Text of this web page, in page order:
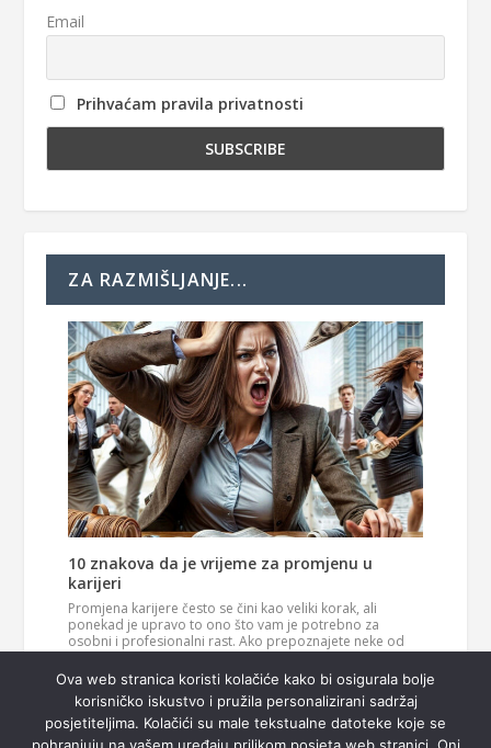
Email
Prihvaćam pravila privatnosti
ZA RAZMIŠLJANJE...
10 znakova da je vrijeme za promjenu u
karijeri
Promjena karijere često se čini kao veliki korak, ali
ponekad je upravo to ono što vam je potrebno za
osobni i profesionalni rast. Ako prepoznajete neke od
smjeru u svom životu. 1. Vaš posao više vas…Pročitaj
više
Ova web stranica koristi kolačiće kako bi osigurala bolje
korisničko iskustvo i pružila personalizirani sadržaj
posjetiteljima. Kolačići su male tekstualne datoteke koje se